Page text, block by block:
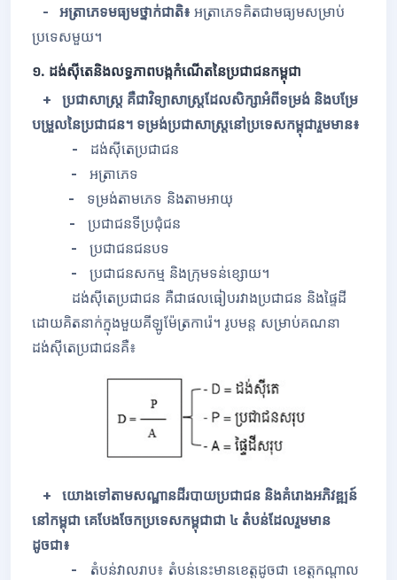
- អត្រាភេទមធ្យមថ្នាក់ជាតិ៖ អត្រាភេទគិតជាមធ្យមសម្រាប់
ប្រទេស​មួយ។
១. ដង់ស៊ីតេនិងលទ្ធភាពបង្កកំណើតនៃប្រជាជនកម្ពុជា
+ ប្រជាសាស្រ្ត គឺជាវិទ្យាសាស្រ្តដែលសិក្សាអំពីទម្រង់ និងបម្រែ
បម្រួល​នៃប្រជាជន។ ទម្រង់ប្រជាសាស្រ្តនៅប្រទេសកម្ពុជារួមមាន៖
-
ដង់ស៊ីតេប្រជាជន
-
អត្រាភេទ
-
ទម្រង់តាមភេទ និងតាមអាយុ
-
ប្រជាជនទីប្រជុំជន
-
ប្រជាជនជនបទ
-
ប្រជាជនសកម្ម និងក្រុមទន់ខ្សោយ។
ដង់ស៊ីតេប្រជាជ​ន គឺជាផលធៀបរវាងប្រជាជន និងផ្ទៃដី
ដោយគិតនាក់ក្នុងមួយគីឡូម៉ែត្រការ៉េ។ រូបមន្ត សម្រាប់គណនា
ដង់ស៊ីតេប្រជាជនគឺ៖
+ យោងទៅតាមសណ្ឋានដីរបាយប្រជាជន និងគំរោងអភិវឌ្ឍន៍
នៅកម្ពុជា គេបែងចែកប្រទេសកម្ពុជាជា ៤ តំបន់ដែលរួមមាន
ដូចជា៖
- តំបន់វាលរាប៖ តំបន់នេះមានខេត្តដូចជា ខេត្តកណ្តាល